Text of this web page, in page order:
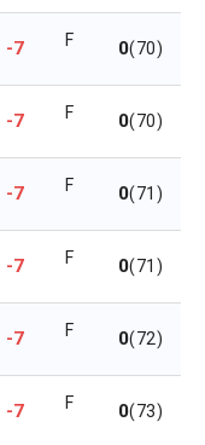
-7 F 0(70)
-7 F 0(70)
-7 F 0(71)
-7 F 0(71)
-7 F 0(72)
-7 F 0(73)